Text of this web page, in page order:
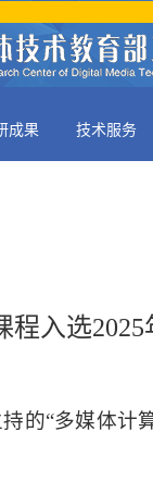
成果 技术服务
程入选
的“多媒体